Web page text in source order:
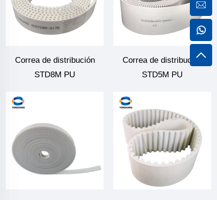
Correa de distribución
STD8M PU
Correa de distribución
STD5M PU